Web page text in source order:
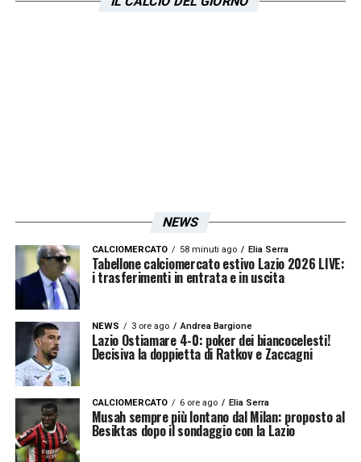
possibile. Anticipare la concorrenza e
LA PLAYLIST DELLE NOSTRE TOP NEWS
NEWS
CALCIOMERCATO 58 minuti ago Elia Serra
Tabellone calciomercato estivo Lazio 2026 LIVE:
i trasferimenti in entrata e in uscita
NEWS 3 ore ago Andrea Bargione
Lazio Ostiamare 4-0: poker dei biancocelesti!
Decisiva la doppietta di Ratkov e Zaccagni
CALCIOMERCATO 6 ore ago Elia Serra
Musah sempre più lontano dal Milan: proposto al
Besiktas dopo il sondaggio con la Lazio